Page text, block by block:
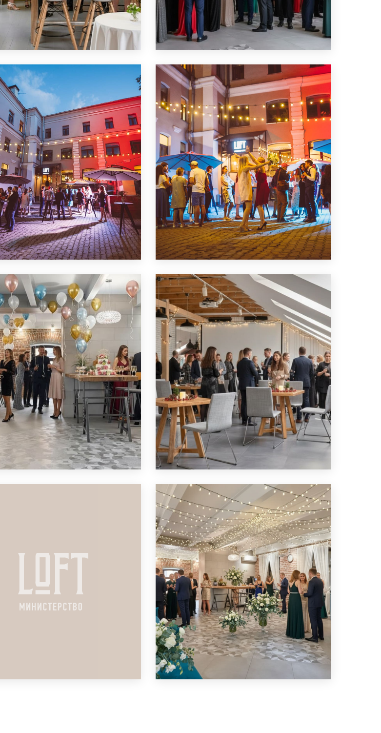
ДЛЯ ДНЯ РОЖДЕНИЯ ЛОФТ ДЛЯ ЮБИЛЕЯ
ПОДРОБНЕЕ
ДЛЯ ВЫПУСКНОГО
ЛОФТ ДЛЯ ВЕЧЕРИНКИ С
ДРУЗЬЯМИ
ПОДРОБНЕЕ
ДЛЯ СЕМЕЙНОГО
ЛОФТ ДЛЯ ВЕЧЕРА ВСТРЕЧИ
ОДНОКЛАССНИКОВ
ПОДРОБНЕЕ